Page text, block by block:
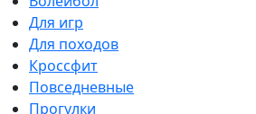
Для игр
Для походов
Кроссфит
Повседневные
Прогулки